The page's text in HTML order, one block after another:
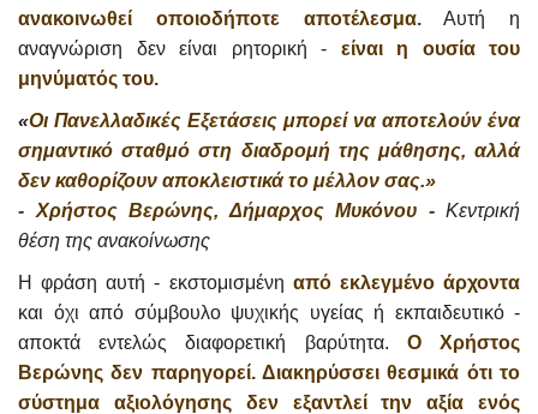
ανακοινωθεί οποιοδήποτε αποτέλεσμα.Αυτή η
αναγνώριση δεν είναι ρητορική -
είναι η ουσία του
μηνύματός του.
«Οι Πανελλαδικές Εξετάσεις μπορεί να αποτελούν ένα
σημαντικό σταθμό στη διαδρομή της μάθησης, αλλά
δεν καθορίζουν αποκλειστικά το μέλλον σας.»
- Χρήστος Βερώνης, Δήμαρχος Μυκόνου - Κεντρική
θέση της ανακοίνωσης
Η φράση αυτή - εκστομισμένη από εκλεγμένο άρχοντα
και όχι από σύμβουλο ψυχικής υγείας ή εκπαιδευτικό -
αποκτά εντελώς διαφορετική βαρύτητα. Ο Χρήστος
Βερώνης δεν παρηγορεί. Διακηρύσσει θεσμικά ότι το
σύστημα αξιολόγησης δεν εξαντλεί την αξία ενός